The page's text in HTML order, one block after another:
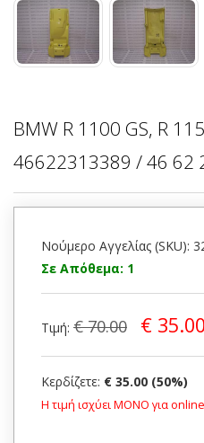
BMW R 1100 GS, R
46622313389 / 46 62
Νούμερο Αγγελίας (SKU):
Σε Απόθεμα: 1
Τιμή: € 70.00 € 35.00
Κερδίζετε: € 35.00 (50%)
Η τιμή ισχύει ΜΟΝΟ για